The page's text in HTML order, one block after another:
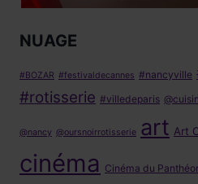
NUAGE
#BOZAR #festivaldecannes #nancyville
#rotisserie #villedeparis
@nancy @oursnoirrotisserie art Art
cinéma Cinéma du